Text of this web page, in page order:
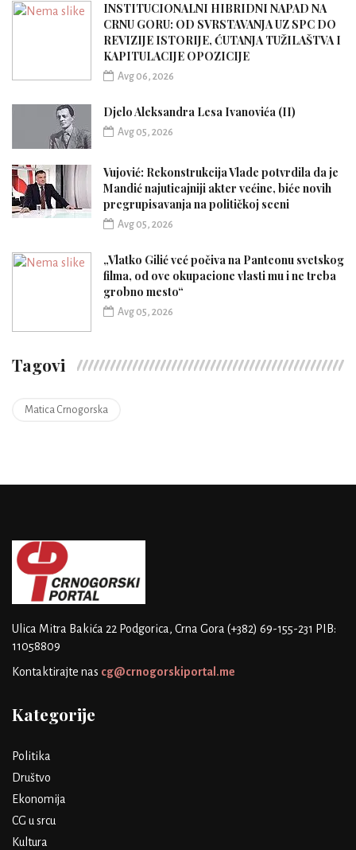
INSTITUCIONALNI HIBRIDNI NAPAD NA
CRNU GORU: OD SVRSTAVANJA UZ SPC DO
REVIZIJE ISTORIJE, ĆUTANJA TUŽILAŠTVA I
KAPITULACIJE OPOZICIJE
Avg 06, 2026
Djelo Aleksandra Lesa Ivanovića (II)
Avg 05, 2026
Vujović: Rekonstrukcija Vlade potvrdila da je
Mandić najuticajniji akter većine, biće novih
pregrupisavanja na političkoj sceni
Avg 05, 2026
„Vlatko Gilić već počiva na Panteonu svetskog
filma, od ove okupacione vlasti mu i ne treba
grobno mesto“
Avg 05, 2026
Tagovi
Matica Crnogorska
Ulica Mitra Bakića 22 Podgorica, Crna Gora (+382) 69-155-231 PIB:
11058809
Kontaktirajte nas cg@crnogorskiportal.me
Kategorije
Politika
Društvo
Ekonomija
CG u srcu
Kultura